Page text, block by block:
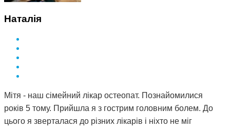
Наталія
Мітя - наш сімейний лікар остеопат. Познайомилися
років 5 тому. Прийшла я з гострим головним болем. До
цього я зверталася до різних лікарів і ніхто не міг